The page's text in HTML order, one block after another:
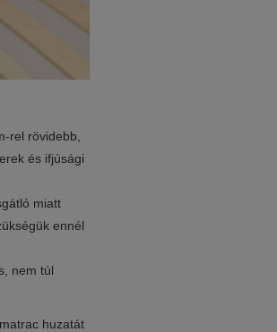
rel rövidebb,
és ifjúsági
miatt
ennél
nem túl
huzatát